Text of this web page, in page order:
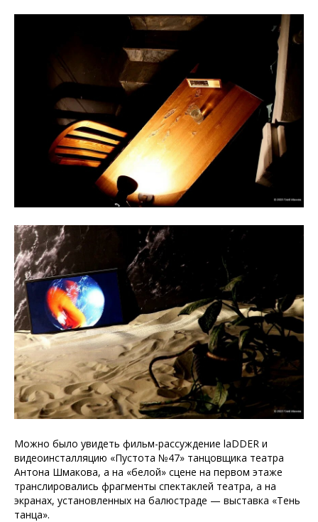
Можно было увидеть фильм-рассуждение laDDER и
видеоинсталляцию «Пустота №47» танцовщика театра
Антона Шмакова, а на «белой» сцене на первом этаже
транслировались фрагменты спектаклей театра, а на
экранах, установленных на балюстраде — выставка «Тень
танца».